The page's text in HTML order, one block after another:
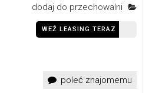
dodaj do przechowalni
WEŹ LEASING TERAZ
poleć znajomemu